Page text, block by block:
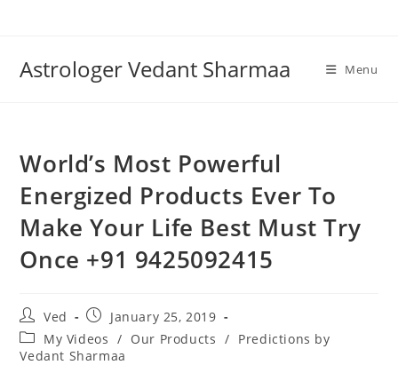
Astrologer Vedant Sharmaa Menu
World’s Most Powerful
Energized Products Ever To
Make Your Life Best Must Try
Once +91 9425092415
Post
author:
Ved
Post
published:
January 25, 2019
Post
category:
My Videos / Our Products / Predictions by
Vedant Sharmaa